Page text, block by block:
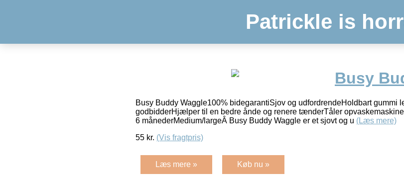
Patrickle is
Busy
Busy Buddy Waggle100% bidegarantiSjov og udfordrendeHoldbart gummi
godbidderHjælper til en bedre ånde og renere tænderTåler
6 månederMedium/largeÂ Busy Buddy Waggle er et sjovt og u (Læs mere)
55 kr. (Vis fragtpris)
Læs mere » Køb nu »